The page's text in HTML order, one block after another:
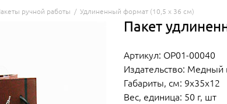
ручной работы / Удлиненный формат (10,5 x 36 см)
Пакет
Артикул: ОР01-00040
Издательство: Медный
Габариты, см: 9x35x12
Вес, единица: 50 г, шт